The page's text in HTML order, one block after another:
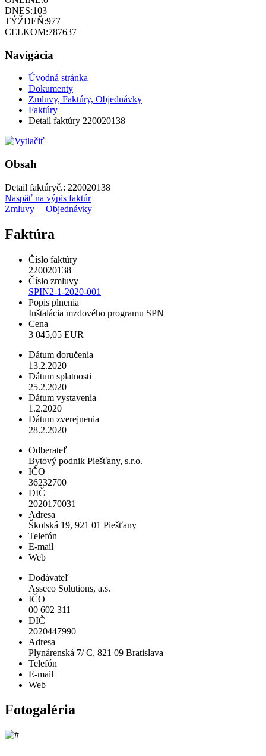
DNES:103
TÝŽDEŇ:977
CELKOM:787637
Navigácia
Úvodná stránka
Dokumenty
Zmluvy, Faktúry, Objednávky
Faktúry
Detail faktúry 220020138
Obsah
Detail faktúryč.: 220020138
Naspäť na výpis faktúr
Zmluvy | Objednávky
Faktúra
Číslo faktúry
220020138
Číslo zmluvy
SPIN2-1-2020-001
Popis plnenia
Inštalácia mzdového programu SPN
Cena
3 045,05 EUR
Dátum doručenia
13.2.2020
Dátum splatnosti
25.2.2020
Dátum vystavenia
1.2.2020
Dátum zverejnenia
28.2.2020
Odberateľ
Bytový podnik Piešťany, s.r.o.
IČO
36232700
DIČ
2020170031
Adresa
Školská 19, 921 01 Piešťany
Telefón
E-mail
Web
Dodávateľ
Asseco Solutions, a.s.
IČO
00 602 311
DIČ
2020447990
Adresa
Plynárenská 7/ C, 821 09 Bratislava
Telefón
E-mail
Web
Fotogaléria